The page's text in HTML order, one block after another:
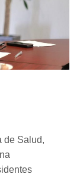
de Salud,